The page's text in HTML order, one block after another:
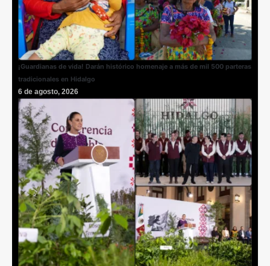
¡Guardianas de vida! Darán histórico homenaje a más de mil 500 parteras
tradicionales en Hidalgo
6 de agosto, 2026